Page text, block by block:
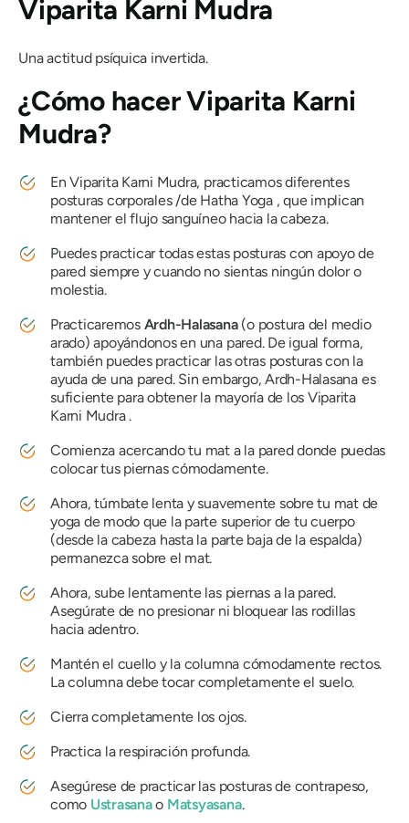
Viparita Karni Mudra
Una actitud psíquica invertida.
¿Cómo hacerViparita Karni
Mudra?
EnViparita Karni Mudra, practicamos diferentes
posturas corporales /de Hatha Yoga, que implican
mantener el flujo sanguíneo hacia la cabeza.
Puedes practicar todas estas posturas con apoyo de
pared siempre y cuando no sientas ningún dolor o
molestia.
Practicaremos Ardh-Halasana(o postura del medio
arado) apoyándonos en una pared. De igual forma,
también puedes practicar las otras posturas con la
ayuda de una pared. Sin embargo,Ardh-Halasanaes
suficiente para obtener la mayoría de los Viparita
Karni Mudra.
Comienza acercando tu mat a la pared donde puedas
colocar tus piernas cómodamente.
Ahora, túmbate lenta y suavemente sobre tu mat de
yoga de modo que la parte superior de tu cuerpo
(desde la cabeza hasta la parte baja de la espalda)
permanezca sobre el mat.
Ahora, sube lentamente las piernas a la pared.
Asegúrate de no presionar ni bloquear las rodillas
hacia adentro.
Mantén el cuello y la columna cómodamente rectos.
La columna debe tocar completamente el suelo.
Cierra completamente los ojos.
Practica la respiración profunda.
Asegúrese de practicar las posturas de contrapeso,
como Ustrasanao Matsyasana.